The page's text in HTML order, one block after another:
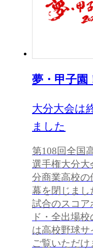
夢・甲子園
大分大会は
ました
第108回全国
選手権大分大
分商業高校の
幕を閉じまし
試合のスコア
ド・全出場校
は高校野球サ
ご覧いただけ